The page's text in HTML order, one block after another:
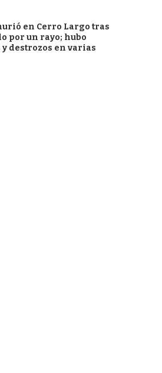
en Cerro Largo tras
por un rayo; hubo
destrozos en varias